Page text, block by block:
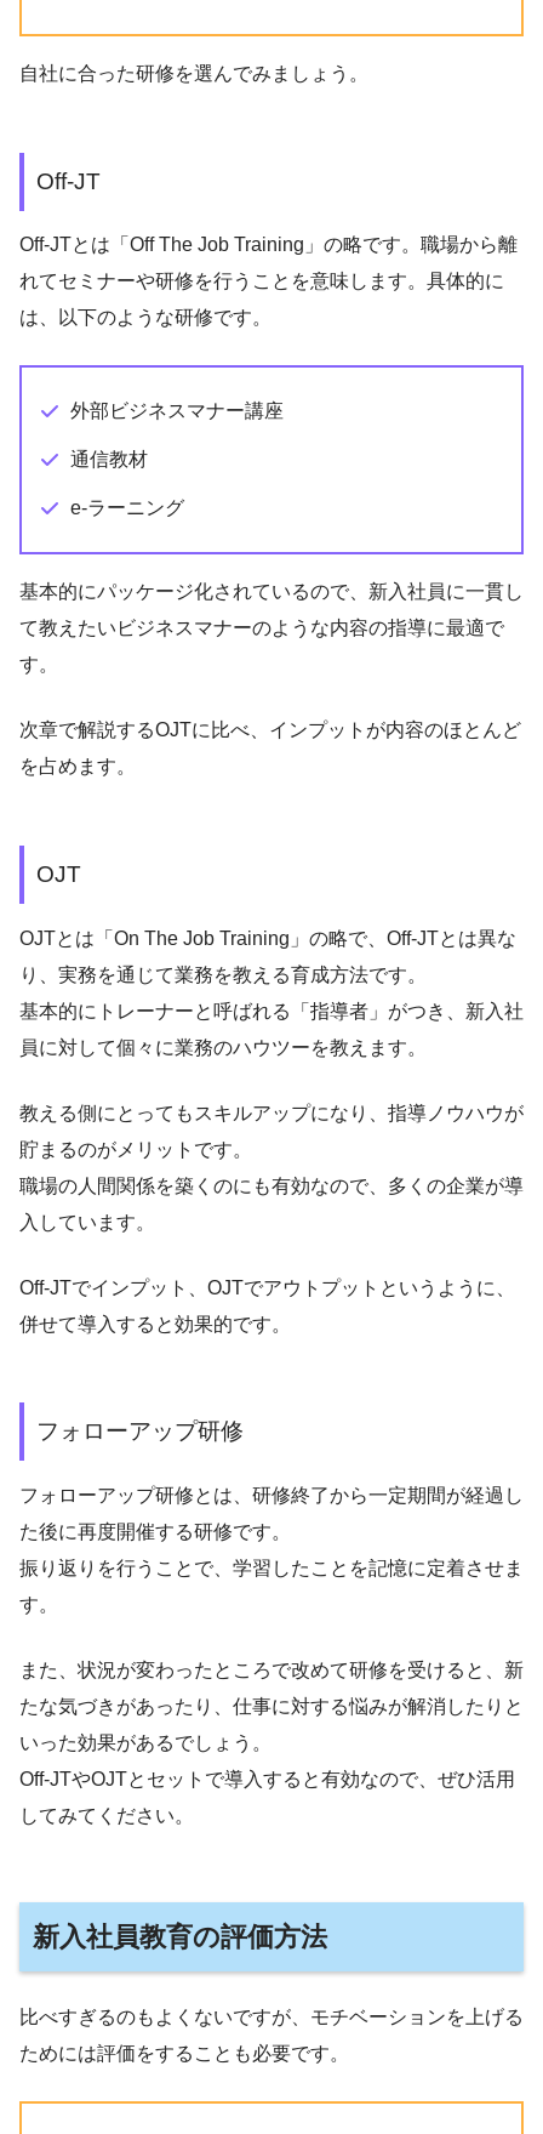
自社に合った研修を選んでみましょう。
Off-JT
Off-JTとは「Off The Job Training」の略です。職場から離
れてセミナーや研修を行うことを意味します。具体的に
は、以下のような研修です。
外部ビジネスマナー講座
通信教材
e-ラーニング
基本的にパッケージ化されているので、新入社員に一貫し
て教えたいビジネスマナーのような内容の指導に最適で
す。
次章で解説するOJTに比べ、インプットが内容のほとんど
を占めます。
OJT
OJTとは「On The Job Training」の略で、Off-JTとは異な
り、実務を通じて業務を教える育成方法です。
基本的にトレーナーと呼ばれる「指導者」がつき、新入社
員に対して個々に業務のハウツーを教えます。
教える側にとってもスキルアップになり、指導ノウハウが
貯まるのがメリットです。
職場の人間関係を築くのにも有効なので、多くの企業が導
入しています。
Off-JTでインプット、OJTでアウトプットというように、
併せて導入すると効果的です。
フォローアップ研修
フォローアップ研修とは、研修終了から一定期間が経過し
た後に再度開催する研修です。
振り返りを行うことで、学習したことを記憶に定着させま
す。
また、状況が変わったところで改めて研修を受けると、新
たな気づきがあったり、仕事に対する悩みが解消したりと
いった効果があるでしょう。
Off-JTやOJTとセットで導入すると有効なので、ぜひ活用
してみてください。
新入社員教育の評価方法
比べすぎるのもよくないですが、モチベーションを上げる
ためには評価をすることも必要です。